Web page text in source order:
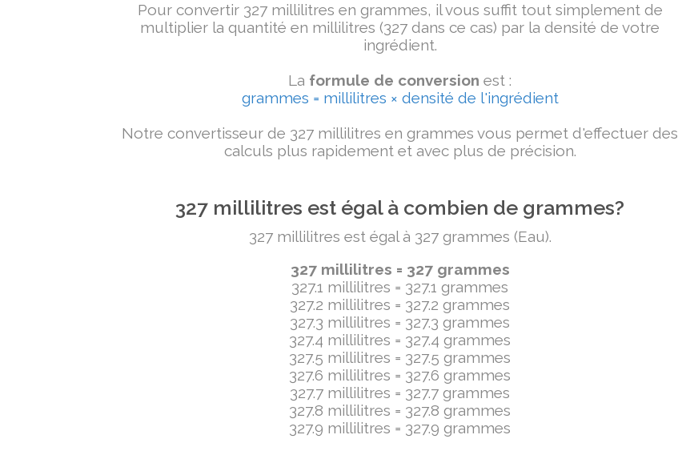
Pour convertir 327 millilitres en grammes, il vous suffit tout simplement de
multiplier la quantité en millilitres (327 dans ce cas) par la densité de votre
ingrédient.
La formule de conversion est :
grammes = millilitres × densité de l'ingrédient
Notre convertisseur de 327 millilitres en grammes vous permet d'effectuer des
calculs plus rapidement et avec plus de précision.
327 millilitres est égal à combien de grammes?
327 millilitres est égal à 327 grammes (Eau).
327 millilitres = 327 grammes
327.1 millilitres = 327.1 grammes
327.2 millilitres = 327.2 grammes
327.3 millilitres = 327.3 grammes
327.4 millilitres = 327.4 grammes
327.5 millilitres = 327.5 grammes
327.6 millilitres = 327.6 grammes
327.7 millilitres = 327.7 grammes
327.8 millilitres = 327.8 grammes
327.9 millilitres = 327.9 grammes